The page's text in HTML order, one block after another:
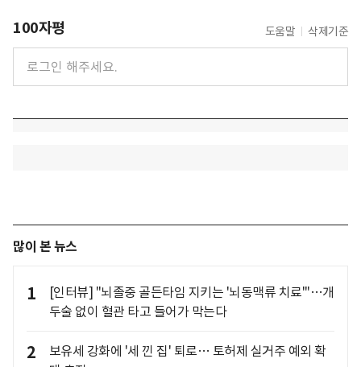
100자평 도움말 삭제기준
많이 본 뉴스
1
[인터뷰] "뇌졸중 골든타임 지키는 '뇌동맥류 치료'"…개
두술 없이 혈관 타고 들어가 막는다
2
보유세 강화에 '세 낀 집' 퇴로… 토허제 실거주 예외 확